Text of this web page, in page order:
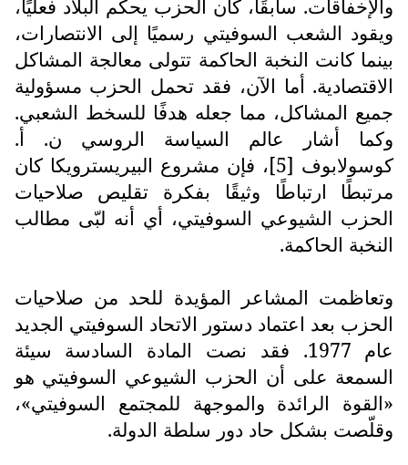
والإخفاقات. سابقًا، كان الحزب يحكم البلاد فعليًا،
ويقود الشعب السوفيتي رسميًا إلى الانتصارات،
بينما كانت النخبة الحاكمة تتولى معالجة المشاكل
الاقتصادية. أما الآن، فقد تحمل الحزب مسؤولية
جميع المشاكل، مما جعله هدفًا للسخط الشعبي.
وكما أشار عالم السياسة الروسي ن. أ.
كوسولابوف [5]، فإن مشروع البيريسترويكا كان
مرتبطًا ارتباطًا وثيقًا بفكرة تقليص صلاحيات
الحزب الشيوعي السوفيتي، أي أنه لبّى مطالب
النخبة الحاكمة.
وتعاظمت المشاعر المؤيدة للحد من صلاحيات
الحزب بعد اعتماد دستور الاتحاد السوفيتي الجديد
عام 1977. فقد نصت المادة السادسة سيئة
السمعة على أن الحزب الشيوعي السوفيتي هو
«القوة الرائدة والموجهة للمجتمع السوفيتي»،
وقلّصت بشكل حاد دور سلطة الدولة.